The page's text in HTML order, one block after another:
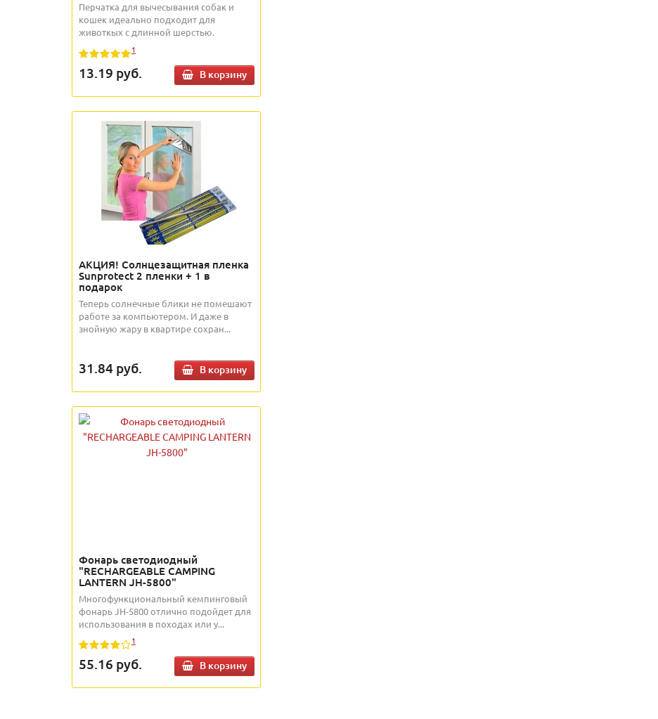
Перчатка для вычесывания собак и
кошек идеально подходит для
животкых с длинной шерстью.
1
13.19 руб. В корзину
АКЦИЯ! Солнцезащитная пленка
Sunprotect 2 пленки + 1 в
подарок
Теперь солнечные блики не помешают
работе за компьютером. И даже в
знойную жару в квартире сохран...
31.84 руб. В корзину
Фонарь светодиодный
"RECHARGEABLE CAMPING
LANTERN JH-5800"
Многофункциональный кемпинговый
фонарь JH-5800 отлично подойдет для
использования в походах или у...
1
55.16 руб. В корзину